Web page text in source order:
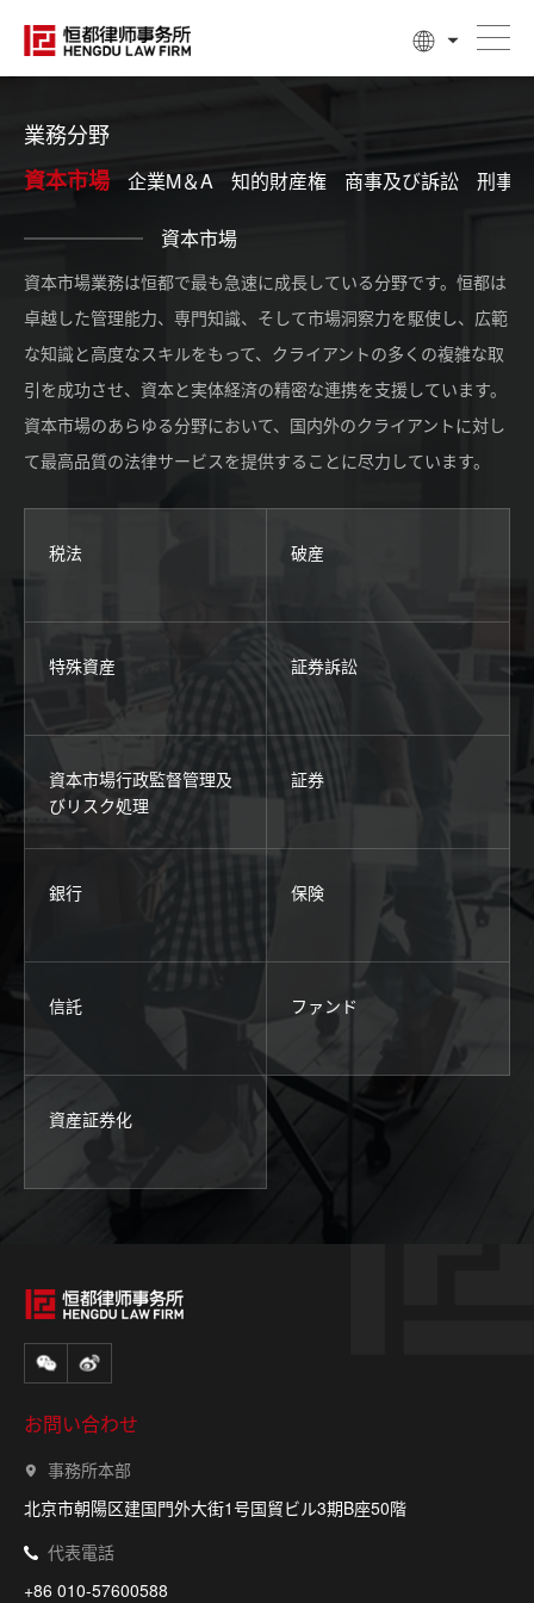
業務分野
資本市場
企業M＆A 知的財産権 商事及び訴訟 刑事
資本市場
資本市場業務は恒都で最も急速に成長している分野です。恒都は
卓越した管理能力、専門知識、そして市場洞察力を駆使し、広範
な知識と高度なスキルをもって、クライアントの多くの複雑な取
引を成功させ、資本と実体経済の精密な連携を支援しています。
資本市場のあらゆる分野において、国内外のクライアントに対し
て最高品質の法律サービスを提供することに尽力しています。
税法 破産
特殊資産 証券訴訟
資本市場行政監督管理及
びリスク処理
証券
銀行 保険
信託 ファンド
資産証券化
お問い合わせ
事務所本部
北京市朝陽区建国門外大街1号国貿ビル3期B座50階
代表電話
+86 010-57600588